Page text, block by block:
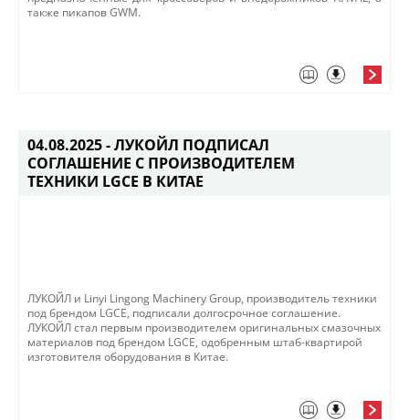
также пикапов GWM.
04.08.2025 -ЛУКОЙЛ ПОДПИСАЛ
СОГЛАШЕНИЕ С ПРОИЗВОДИТЕЛЕМ
ТЕХНИКИ LGCE В КИТАЕ
ЛУКОЙЛ и Linyi Lingong Machinery Group, производитель техники
под брендом LGCE, подписали долгосрочное соглашение.
ЛУКОЙЛ стал первым производителем оригинальных смазочных
материалов под брендом LGCE, одобренным штаб-квартирой
изготовителя оборудования в Китае.